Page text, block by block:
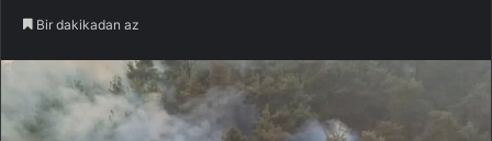
Bir dakikadan az